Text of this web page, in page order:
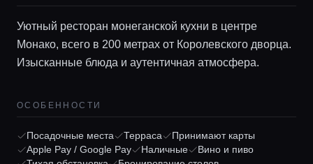
Главная
Уютный ресторан монеганской кухни в центре
Монако, всего в 200 метрах от Королевского дворца.
Изысканные блюда и аутентичная атмосфера.
ОСОБЕННОСТИ
Посадочные места Терраса
Принимают карты
Apple Pay / Google Pay
Наличные
Вино и пиво